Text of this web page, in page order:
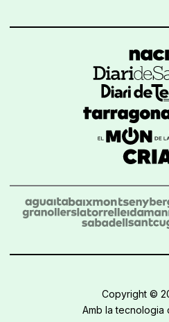
Copyright ©
Amb la tecnologia